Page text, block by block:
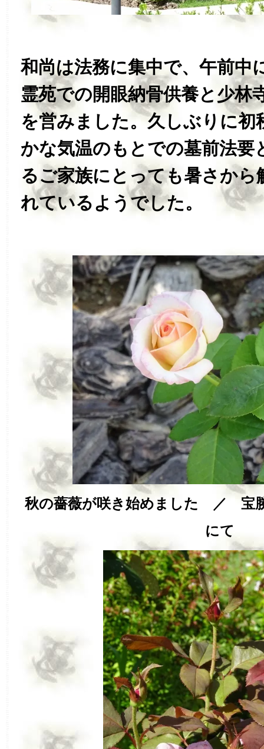
和尚は法務に集中で、午前中
霊苑での開眼納骨供養と少林
を営みました。久しぶりに初
かな気温のもとでの墓前法要
るご家族にとっても暑さから
れているようでした。
秋の薔薇が咲き始めました ／ 宝
にて